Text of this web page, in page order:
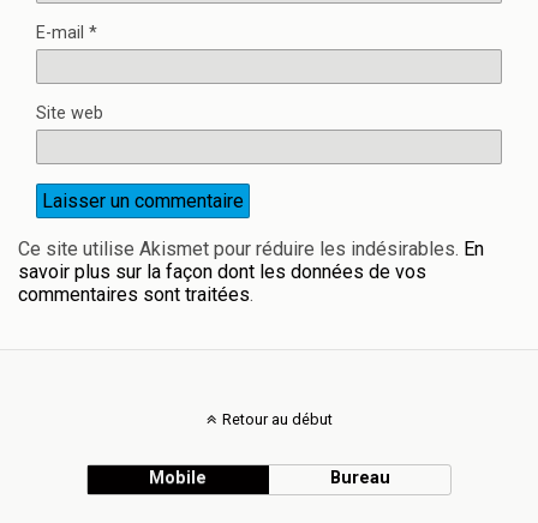
E-mail *
Site web
Ce site utilise Akismet pour réduire les indésirables. En
savoir plus sur la façon dont les données de vos
commentaires sont traitées.
Retour au début
Mobile Bureau